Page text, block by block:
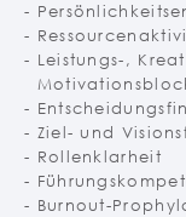
-
-
- Leistungs-,
-
- Ziel- und
- Rollenklarheit
-
- Burnout-